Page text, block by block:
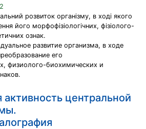
розвиток організму, в ході якого
його морфофізіологічних, фізіолого-
ознак.
развитие организма, в ходе
его
физиолого-биохимических и
активность центральной